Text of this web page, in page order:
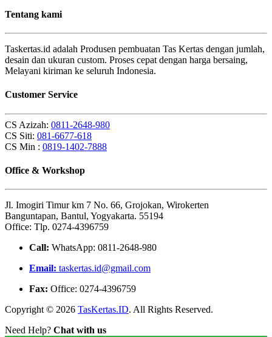
Tentang kami
Taskertas.id adalah Produsen pembuatan Tas Kertas dengan jumlah,
desain dan ukuran custom. Proses cepat dengan harga bersaing,
Melayani kiriman ke seluruh Indonesia.
Customer Service
CS Azizah: 0811-2648-980
CS Siti: 081-6677-618
CS Min : 0819-1402-7888
Office & Workshop
Jl. Imogiri Timur km 7 No. 66, Grojokan, Wirokerten
Banguntapan, Bantul, Yogyakarta. 55194
Office: Tlp. 0274-4396759
Call: WhatsApp: 0811-2648-980
Email: taskertas.id@gmail.com
Fax: Office: 0274-4396759
Copyright © 2026 TasKertas.ID. All Rights Reserved.
Need Help? Chat with us